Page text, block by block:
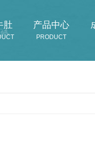
肚 产品中心
PRODUCT